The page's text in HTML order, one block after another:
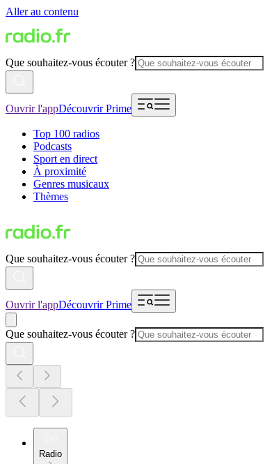
Aller au contenu
Que souhaitez-vous écouter ?
Ouvrir l'appDécouvrir Prime
Top 100 radios
Podcasts
Sport en direct
À proximité
Genres musicaux
Thèmes
Que souhaitez-vous écouter ?
Ouvrir l'appDécouvrir Prime
Que souhaitez-vous écouter ?
Radio